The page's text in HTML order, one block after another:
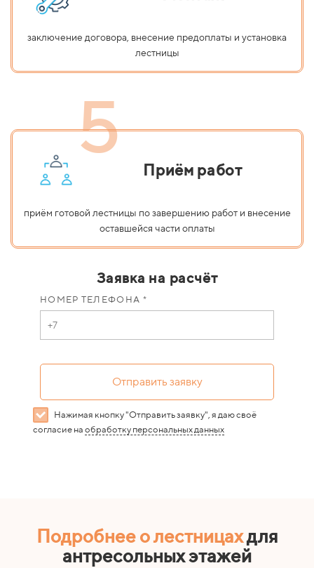
заключение договора, внесение предоплаты и установка
лестницы
5
Приём работ
приём готовой лестницы по завершению работ и внесение
оставшейся части оплаты
Заявка на расчёт
НОМЕР ТЕЛЕФОНА *
Отправить заявку
Нажимая кнопку "Отправить заявку", я даю своё
согласие на обработку персональных данных
Подробнее о лестницахдля
антресольных этажей